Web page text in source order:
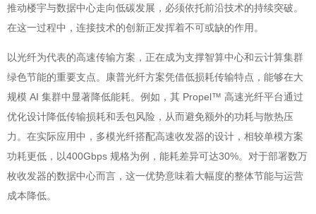
推动楼宇与数据中心走向低碳发展，必须依托前沿技术的持续突破。
在这一过程中，连接技术的创新正发挥着不可或缺的作用。
以光纤为代表的高速传输方案，正在成为支撑智算中心和云计算集群
绿色节能的重要支点。康普光纤方案凭借低损耗传输特点，能够在大
规模 AI 集群中显著降低能耗。例如，其 Propel™ 高速光纤平台通过
优化设计降低传输损耗和丢包风险，从而避免额外的功耗与散热压
力。在实际应用中，多模光纤搭配高速收发器的设计，相较单模方案
功耗更低，以400Gbps 规格为例，能耗差异可达30%。对于部署数万
枚收发器的数据中心而言，这一优势意味着大幅度的整体节能与运营
成本降低。